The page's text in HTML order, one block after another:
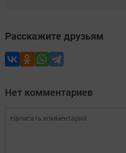
Расскажите друзьям
Нет комментариев